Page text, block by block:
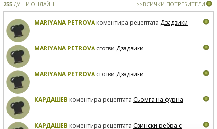
255 ДУШИ ОНЛАЙН >>ВСИЧКИ ПОТРЕБИТЕЛИ
MARIYANA PETROVAкоментира рецептата Дзадзики
MARIYANA PETROVAсготви Дзадзики
MARIYANA PETROVAсготви Дзадзики
КАРДАШЕВ коментира рецептата Сьомга на фурна
КАРДАШЕВ коментира рецептата Свински ребра с